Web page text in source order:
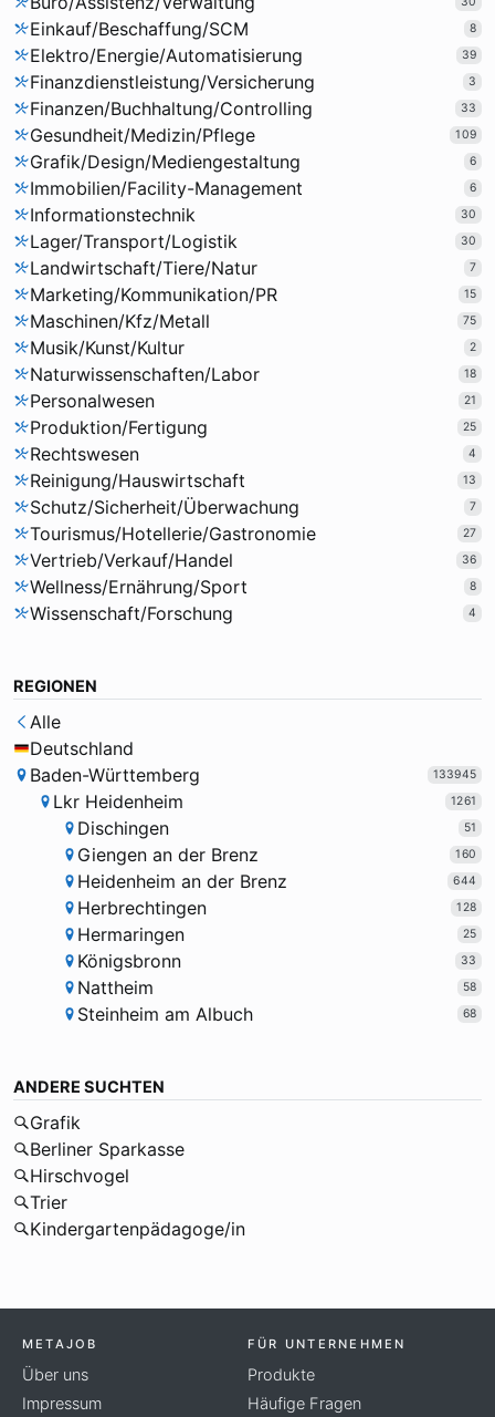
Einkauf/Beschaffung/SCM 8
Elektro/Energie/Automatisierung 39
Finanzdienstleistung/Versicherung 3
Finanzen/Buchhaltung/Controlling 33
Gesundheit/Medizin/Pflege 109
Grafik/Design/Mediengestaltung 6
Immobilien/Facility-Management 6
Informationstechnik 30
Lager/Transport/Logistik 30
Landwirtschaft/Tiere/Natur 7
Marketing/Kommunikation/PR 15
Maschinen/Kfz/Metall 75
Musik/Kunst/Kultur 2
Naturwissenschaften/Labor 18
Personalwesen 21
Produktion/Fertigung 25
Rechtswesen 4
Reinigung/Hauswirtschaft 13
Schutz/Sicherheit/Überwachung 7
Tourismus/Hotellerie/Gastronomie 27
Vertrieb/Verkauf/Handel 36
Wellness/Ernährung/Sport 8
Wissenschaft/Forschung 4
REGIONEN
Alle
Deutschland
Baden-Württemberg
133945
Lkr Heidenheim 1261
Dischingen 51
Giengen an der Brenz 160
Heidenheim an der Brenz 644
Herbrechtingen 128
Hermaringen 25
Königsbronn 33
Nattheim 58
Steinheim am Albuch 68
ANDERE SUCHTEN
Grafik
Berliner Sparkasse
Hirschvogel
Trier
Kindergartenpädagoge/in
METAJOB
Über uns
Impressum
FÜR UNTERNEHMEN
Produkte
Häufige Fragen